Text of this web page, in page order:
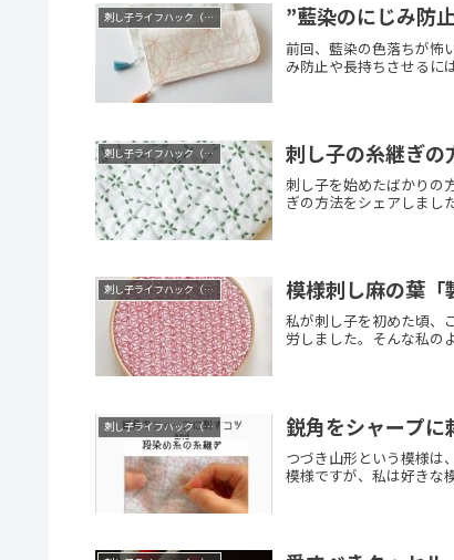
刺し子ライフハック（コツ） ”藍染のにじみ防
前回、藍染の色落ちが怖
み防止や長持ちさせるに
刺し子ライフハック（コツ） 刺し子の糸継ぎ
刺し子を始めたばかりの
ぎの方法をシェアしまし
刺し子ライフハック（コツ） 模様刺し麻の葉
私が刺し子を初めた頃、
労しました。そんな私の
刺し子ライフハック（コツ） 鋭角をシャープ
つづき山形という模様は
模様ですが、私は好きな